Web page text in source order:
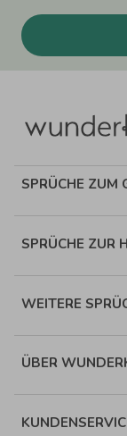
SPRÜCHE ZUM
SPRÜCHE ZUR
WEITERE
ÜBER